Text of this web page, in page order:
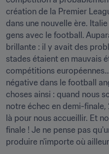
création de la Premier
dans une nouvelle ère.
gens avec le football.
brillante : il y avait des
stades étaient en mauvais
compétitions
négative dans le football
choses ainsi : quand nous
notre échec en demi-finale,
là pour nous accueillir. Et
finale ! Je ne pense pas
produire n'importe où